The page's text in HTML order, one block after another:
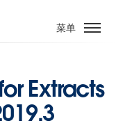
菜单
Extracts